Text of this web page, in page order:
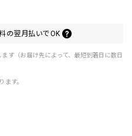
の翌月払いでOK
す（お届け先によって、最短到着日に数日
す。